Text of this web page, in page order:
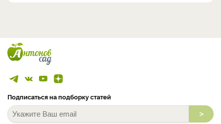
Подписаться на подборку статей
>